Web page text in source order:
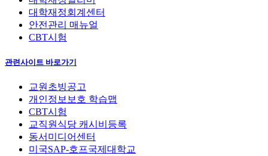
대학재정회계센터
안전관리 매뉴얼
CBT시험
관련사이트 바로가기
교원초빙공고
개인정보보호 학습맵
CBT시험
교직원식당 캐시비등록
동서미디어센터
미국SAP-호프국제대학교